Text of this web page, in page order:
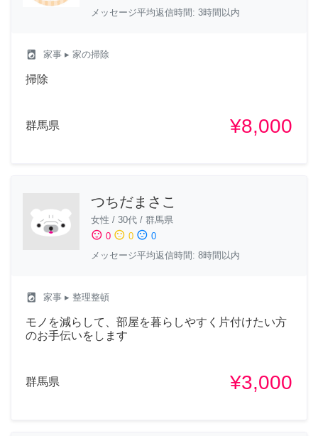
メッセージ平均返信時間: 3時間以内
local_laundry_service 家事 ▸ 家の掃除
掃除
群馬県 ¥8,000
つちだまさこ
女性 / 30代 / 群馬県
sentiment_satisfied 0 sentiment_neutral 0 sentiment_dissatisfied 0
メッセージ平均返信時間: 8時間以内
local_laundry_service 家事 ▸ 整理整頓
モノを減らして、部屋を暮らしやすく片付けたい方
のお手伝いをします
群馬県 ¥3,000